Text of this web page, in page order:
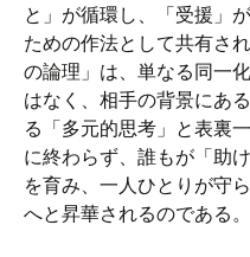
と」が循環し、「受援」
ための作法として共有さ
の論理」は、単なる同一
はなく、相手の背景にあ
る「多元的思考」と表裏
に終わらず、誰もが「助
を育み、一人ひとりが守
へと昇華されるのである。